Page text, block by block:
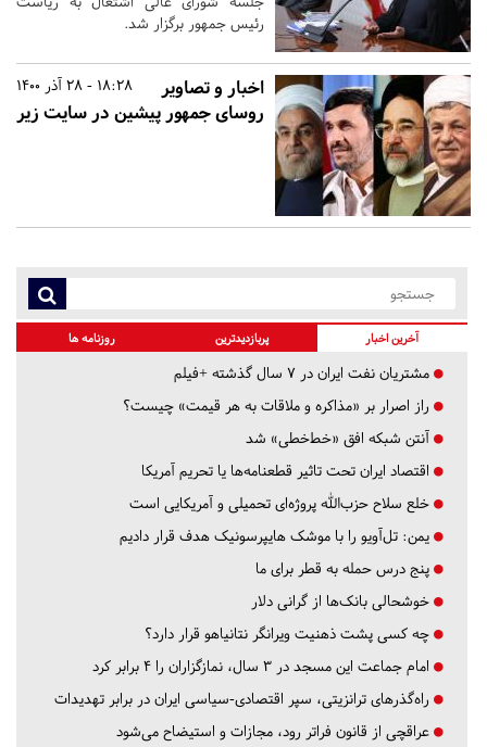
رئیس جمهور برگزار شد.
18:28 - 28 آذر 1400
اخبار و تصاویر
روسای جمهور پیشین در سایت زیر
آخرین اخبار پربازدیدترین روزنامه ها
مشتریان نفت ایران در ۷ سال گذشته +فیلم
راز اصرار بر «مذاکره و ملاقات به هر قیمت» چیست؟
آنتن شبکه افق «خط‌خطی» شد
اقتصاد ایران تحت تاثیر قطعنامه‌ها یا تحریم‌ آمریکا
خلع سلاح حزب‌الله پروژه‌ای تحمیلی و آمریکایی است
یمن: تل‌آویو را با موشک هایپرسونیک هدف قرار دادیم
پنج درس‌ حمله به قطر برای ما
خوشحالی بانک‌ها از گرانی دلار
چه کسی پشت ذهنیت ویرانگر نتانیاهو قرار دارد؟
امام جماعت این مسجد در ۳ سال، نمازگزاران را ۴ برابر کرد
راه‌گذرهای ترانزیتی، سپر اقتصادی-سیاسی ایران در برابر تهدیدات
عراقچی از قانون فراتر رود، مجازات و استیضاح می‌شود